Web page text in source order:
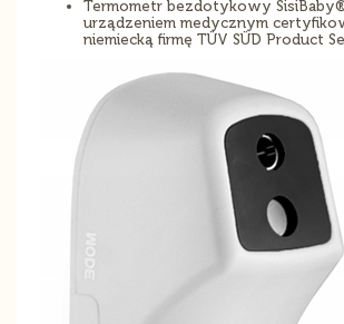
Termometr bezdotykowy
urządzeniem medycznym
niemiecką firmę TÜV SÜD Product